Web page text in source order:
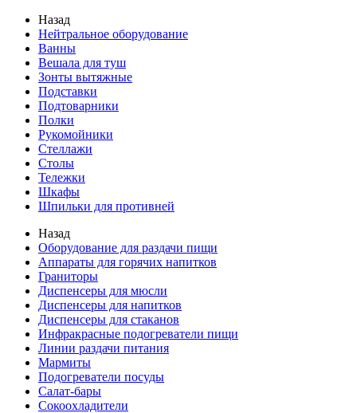
Назад
Нейтральное оборудование
Ванны
Вешала для туш
Зонты вытяжные
Подставки
Подтоварники
Полки
Рукомойники
Стеллажи
Столы
Тележки
Шкафы
Шпильки для противней
Назад
Оборудование для раздачи пищи
Аппараты для горячих напитков
Граниторы
Диспенсеры для мюсли
Диспенсеры для напитков
Диспенсеры для стаканов
Инфракрасные подогреватели пищи
Линии раздачи питания
Мармиты
Подогреватели посуды
Салат-бары
Сокоохладители